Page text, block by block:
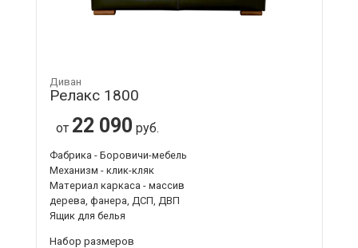
Диван
Релакс 1800
от 22 090 руб.
Фабрика - Боровичи-мебель
Механизм - клик-кляк
Материал каркаса - массив
дерева, фанера, ДСП, ДВП
Ящик для белья
Набор размеров